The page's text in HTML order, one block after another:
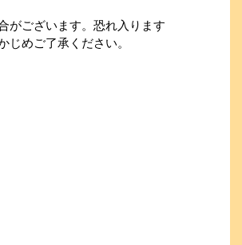
がございます。恐れ入ります
めご了承ください。